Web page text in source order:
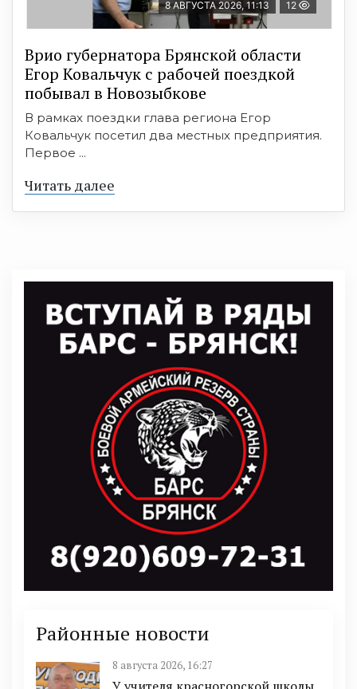
8 АВГУСТА 2026, 11:13 12
Врио губернатора Брянской области
Егор Ковальчук с рабочей поездкой
побывал в Новозыбкове
В рамках поездки глава региона Егор
Ковальчук посетил два местных предприятия.
Первое ...
Читать далее
Районные новости
8 августа 2026, 16:27